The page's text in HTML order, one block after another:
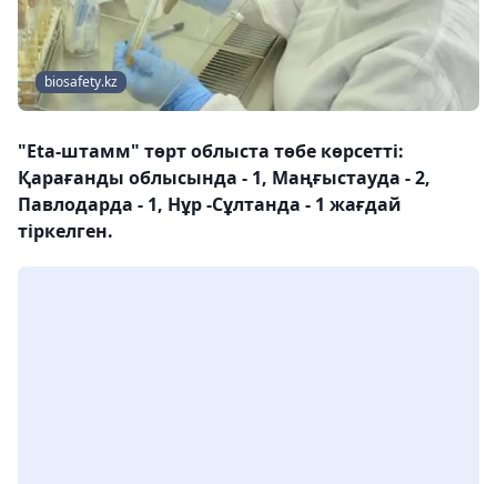
biosafety.kz
"Eta-штамм" төрт облыста төбе көрсетті:
Қарағанды облысында - 1, Маңғыстауда - 2,
Павлодарда - 1, Нұр -Сұлтанда - 1 жағдай
тіркелген.